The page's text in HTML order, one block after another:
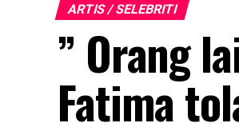
ARTIS / SELEBRITI
” Orang
Fatima